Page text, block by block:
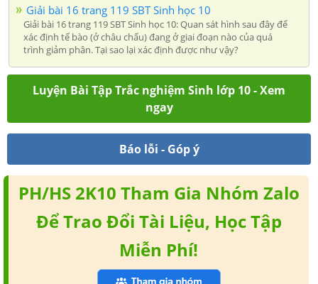
Giải bài 16 trang 119 SBT Sinh học 10
Giải bài 16 trang 119 SBT Sinh học 10: Quan sát hình sau đây để
xác định tế bào (ở châu chấu) đang ở giai đoạn nào của quá
trình giảm phân. Tại sao lại xác định được như vậy?
Luyện Bài Tập Trắc nghiệm Sinh lớp 10 - Xem
ngay
Báo lỗi - Góp ý
PH/HS 2K10 Tham Gia Nhóm Zalo
Để Trao Đổi Tài Liệu, Học Tập
Miễn Phí!